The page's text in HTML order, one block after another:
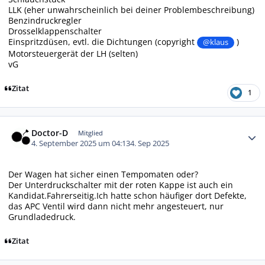
LLK (eher unwahrscheinlich bei deiner Problembeschreibung)
Benzindruckregler
Drosselklappenschalter
Einspritzdüsen, evtl. die Dichtungen (copyright
@klaus
)
Motorsteuergerät der LH (selten)
vG
Zitat 1
Doctor-D Mitglied
4. September 2025 um 04:134. Sep 2025
Der Wagen hat sicher einen Tempomaten oder?
Der Unterdruckschalter mit der roten Kappe ist auch ein
Kandidat.Fahrerseitig.Ich hatte schon häufiger dort Defekte,
das APC Ventil wird dann nicht mehr angesteuert, nur
Grundladedruck.
Zitat